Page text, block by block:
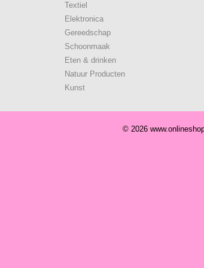
Textiel
Elektronica
Gereedschap
Schoonmaak
Eten & drinken
Natuur Producten
Kunst
© 2026